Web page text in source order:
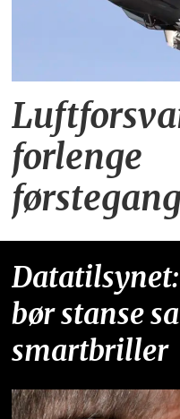
forlenge
bør stanse
smartbriller